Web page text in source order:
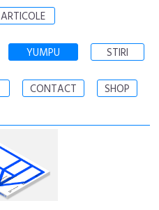
ARTICOLE
YUMPU STIRI
CONTACT SHOP